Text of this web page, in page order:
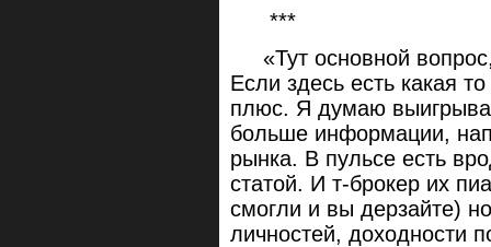
***
«Тут основной вопрос,
Если здесь есть какая
плюс. Я думаю
больше информации,
рынка. В пульсе есть
статой. И т-брокер их
смогли и вы дерзайте)
личностей, доходности